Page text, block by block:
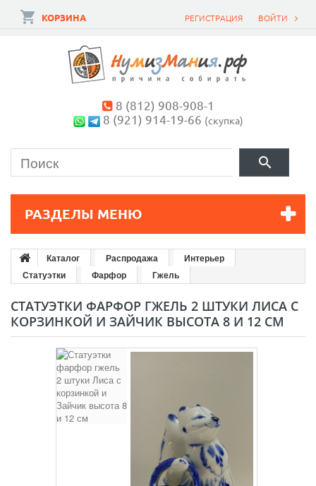
ВОЙТИ
РЕГИСТРАЦИЯ
КОРЗИНА
8 (812) 908-908-1
8 (921) 914-19-66 (скупка)
РАЗДЕЛЫ МЕНЮ
Каталог Распродажа
Интерьер
Статуэтки
Фарфор Гжель
СТАТУЭТКИ ФАРФОР ГЖЕЛЬ 2 ШТУКИ ЛИСА С
КОРЗИНКОЙ И ЗАЙЧИК ВЫСОТА 8 И 12 СМ